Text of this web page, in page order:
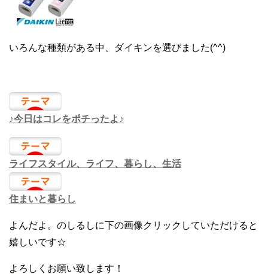
いろんな種類がある中、ダイキンを選びました(^^)
♪今日はコレをポチったよ♪
ライフスタイル、ライフ、暮らし、生活
住まいと暮らし
よんだよ。のしるしに下の画像クリックしていただけると
嬉しいです☆
よろしくお願い致します！